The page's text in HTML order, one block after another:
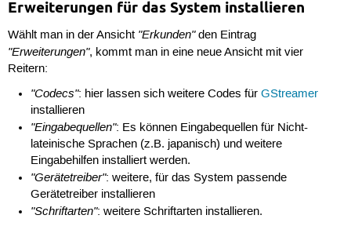
Erweiterungen für das System installieren
Wählt man in der Ansicht "Erkunden"den Eintrag
"Erweiterungen", kommt man in eine neue Ansicht mit vier
Reitern:
"Codecs": hier lassen sich weitere Codes fürGStreamer
installieren
"Eingabequellen": Es können Eingabequellen für Nicht-
lateinische Sprachen (z.B. japanisch) und weitere
Eingabehilfen installiert werden.
"Gerätetreiber": weitere, für das System passende
Gerätetreiber installieren
"Schriftarten": weitere Schriftarten installieren.